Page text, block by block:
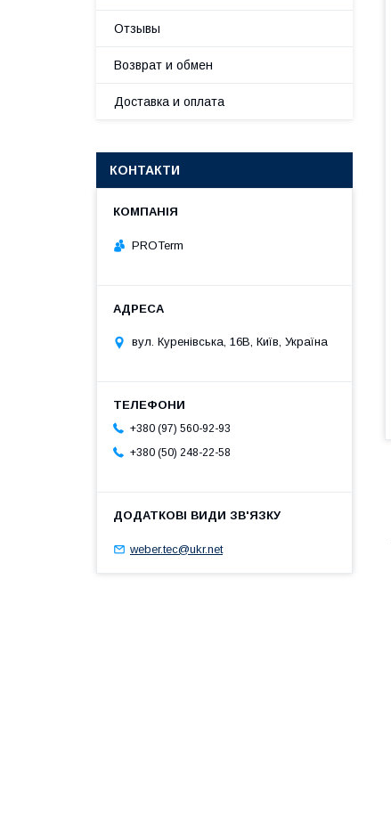
Отзывы
Возврат и обмен
Доставка и оплата
КОНТАКТИ
PROTerm
вул. Куренівська, 16В, Київ, Україна
+380 (97) 560-92-93
+380 (50) 248-22-58
weber.tec@ukr.net